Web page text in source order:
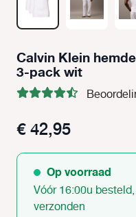
Calvin Klein
3-pack wit
€ 42,95
Op voorraad
Vóór 16:00u
verzonden